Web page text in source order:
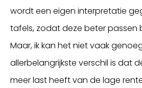
wordt een eigen interpretatie
tafels, zodat deze beter passen
Maar, ik kan het niet vaak
allerbelangrijkste verschil is dat
meer last heeft van de lage